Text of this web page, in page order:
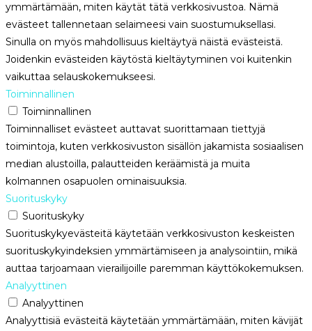
ymmärtämään, miten käytät tätä verkkosivustoa. Nämä
evästeet tallennetaan selaimeesi vain suostumuksellasi.
Sinulla on myös mahdollisuus kieltäytyä näistä evästeistä.
Joidenkin evästeiden käytöstä kieltäytyminen voi kuitenkin
vaikuttaa selauskokemukseesi.
Toiminnallinen
Toiminnallinen
Toiminnalliset evästeet auttavat suorittamaan tiettyjä
toimintoja, kuten verkkosivuston sisällön jakamista sosiaalisen
median alustoilla, palautteiden keräämistä ja muita
kolmannen osapuolen ominaisuuksia.
Suorituskyky
Suorituskyky
Suorituskykyevästeitä käytetään verkkosivuston keskeisten
suorituskykyindeksien ymmärtämiseen ja analysointiin, mikä
auttaa tarjoamaan vierailijoille paremman käyttökokemuksen.
Analyyttinen
Analyyttinen
Analyyttisiä evästeitä käytetään ymmärtämään, miten kävijät